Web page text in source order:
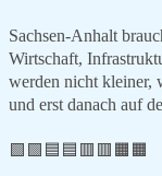
Sachsen-Anhalt
Wirtschaft,
werden nicht kleiner,
und erst danach auf
🟩🟩🟦🟦🟥🟥🟧🟧